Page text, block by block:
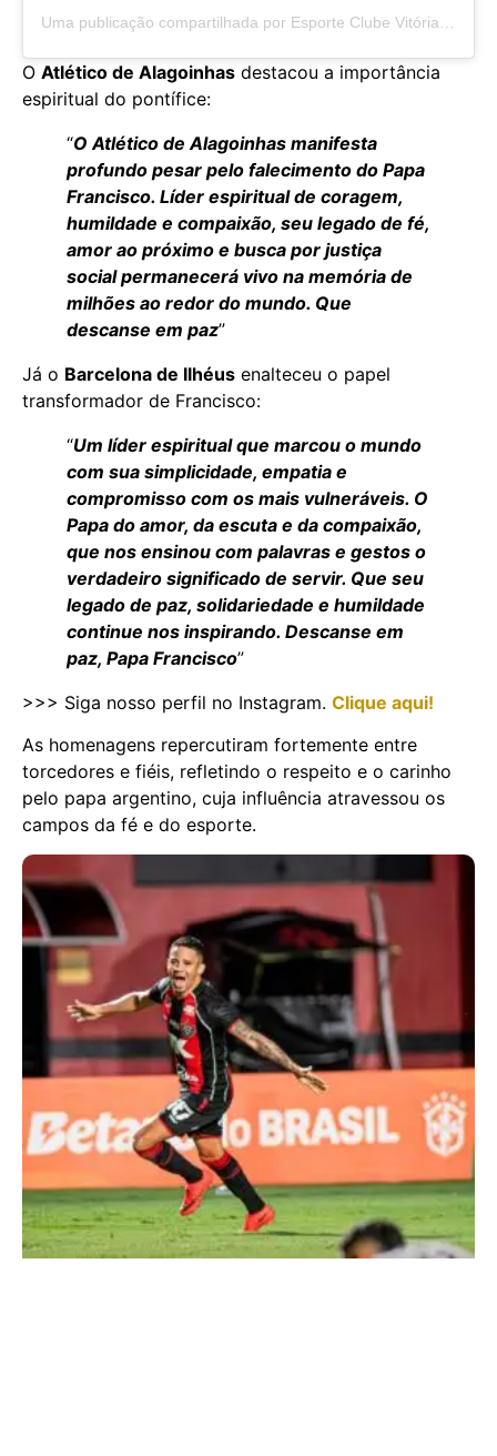
O Atlético de Alagoinhas destacou a importância
espiritual do pontífice:
“O Atlético de Alagoinhas manifesta
profundo pesar pelo falecimento do Papa
Francisco. Líder espiritual de coragem,
humildade e compaixão, seu legado de fé,
amor ao próximo e busca por justiça
social permanecerá vivo na memória de
milhões ao redor do mundo. Que
descanse em paz”
Já o Barcelona de Ilhéus enalteceu o papel
transformador de Francisco:
“Um líder espiritual que marcou o mundo
com sua simplicidade, empatia e
compromisso com os mais vulneráveis. O
Papa do amor, da escuta e da compaixão,
que nos ensinou com palavras e gestos o
verdadeiro significado de servir. Que seu
legado de paz, solidariedade e humildade
continue nos inspirando. Descanse em
paz, Papa Francisco”
>>> Siga nosso perfil no Instagram. Clique aqui!
As homenagens repercutiram fortemente entre
torcedores e fiéis, refletindo o respeito e o carinho
pelo papa argentino, cuja influência atravessou os
campos da fé e do esporte.